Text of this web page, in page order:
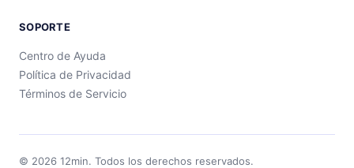
SOPORTE
Centro de Ayuda
Política de Privacidad
Términos de Servicio
© 2026 12min. Todos los derechos reservados.